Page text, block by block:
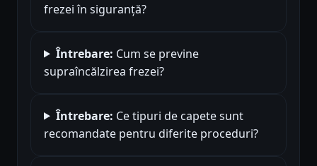
frezei în siguranță?
Întrebare: Cum se previne
supraîncălzirea frezei?
Întrebare: Ce tipuri de capete sunt
recomandate pentru diferite proceduri?